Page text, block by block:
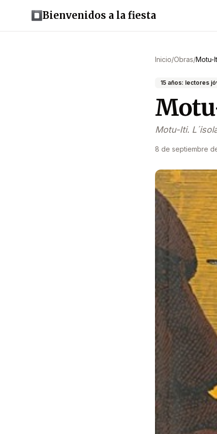
Bienvenidos a la fiesta
Inicio/Obras/Motu-
15 años: lectores
Motu-Iti.
8 de septiembre